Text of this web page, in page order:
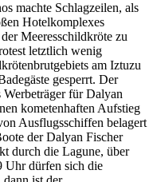
machte Schlagzeilen, als
Hotelkomplexes
Meeresschildkröte zu
letztlich wenig
am Iztuzu
gesperrt. Der
für Dalyan
kometenhaften Aufstieg
Ausflugsschiffen belagert
der Dalyan Fischer
durch die Lagune, über
Uhr dürfen sich die